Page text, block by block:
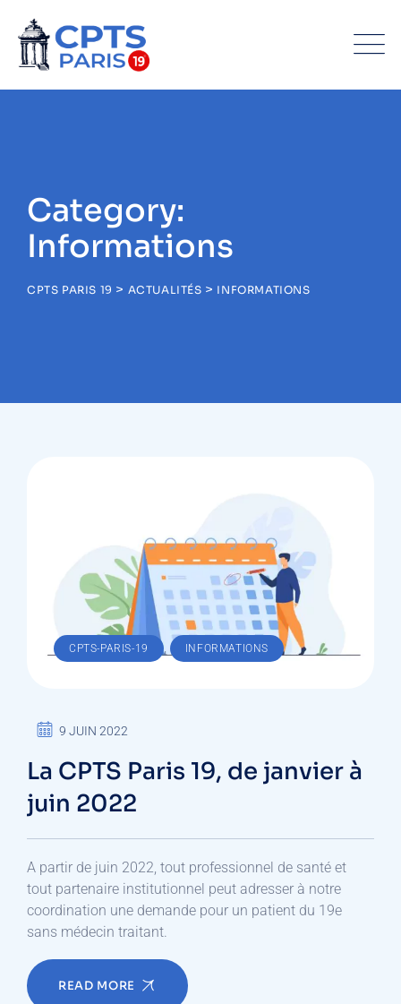
Category:
Informations
CPTS PARIS 19 > ACTUALITÉS > INFORMATIONS
CPTS-PARIS-19 , INFORMATIONS
9 JUIN 2022
La CPTS Paris 19, de janvier à
juin 2022
A partir de juin 2022, tout professionnel de santé et
tout partenaire institutionnel peut adresser à notre
coordination une demande pour un patient du 19e
sans médecin traitant.
READ MORE